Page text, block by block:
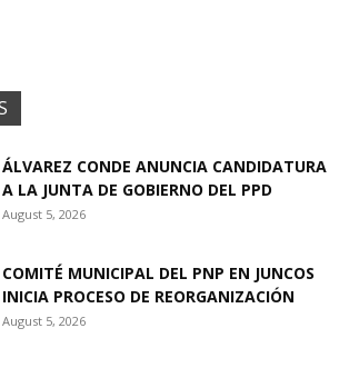
ÁLVAREZ CONDE ANUNCIA CANDIDATURA
A LA JUNTA DE GOBIERNO DEL PPD
August 5, 2026
COMITÉ MUNICIPAL DEL PNP EN JUNCOS
INICIA PROCESO DE REORGANIZACIÓN
August 5, 2026